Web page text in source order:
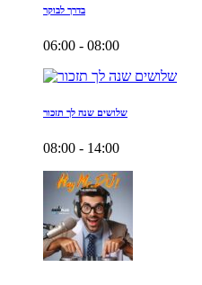
בדרך לבוקר
06:00 - 08:00
שלושים שנה לך תזכור
08:00 - 14:00